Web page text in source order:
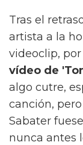
Tras el
artista a la
videoclip,
vídeo de
algo cutre,
canción,
Sabater
nunca antes